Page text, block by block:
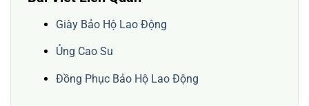
Giày Bảo Hộ Lao Động
Ủng Cao Su
Đồng Phục Bảo Hộ Lao Động